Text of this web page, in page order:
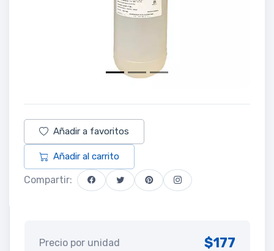
Añadir a favoritos
Añadir al carrito
Compartir:
Precio por unidad $177